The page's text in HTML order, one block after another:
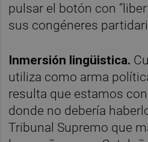
pulsar el botón con
sus congéneres
Inmersión lingüistica.
utiliza como arma
resulta que estamos
donde no debería
Tribunal Supremo que